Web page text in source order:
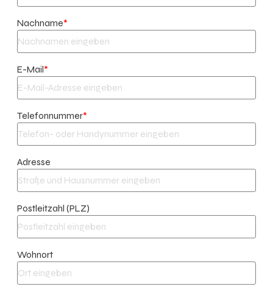
Nachname*
E-Mail*
Telefonnummer*
Adresse
Postleitzahl (PLZ)
Wohnort